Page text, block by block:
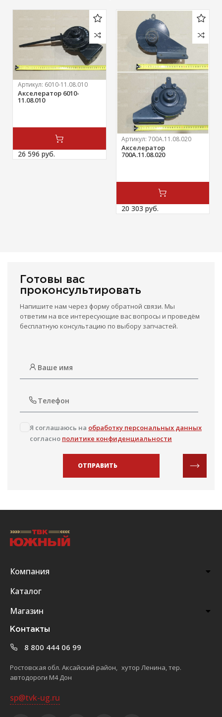
Артикул: 6010-11.08.010
Акселератор 6010-
11.08.010
26 596 руб.
Артикул: 700А.11.08.020
Акселератор
700А.11.08.020
20 303 руб.
Готовы вас
проконсультировать
Напишите нам через форму обратной связи. Мы
ответим на все интересующие вас вопросы и проведём
бесплатную консультацию по выбору запчастей.
Я соглашаюсь на обработку персональных данных
согласно политике конфиденциальности
ОТПРАВИТЬ
Компания
Каталог
Магазин
Контакты
8 800 444 06 99
Ростовская обл. Аксайский район, хутор Ленина, тер.
автодороги М4 Дон
sp@tvk-ug.ru